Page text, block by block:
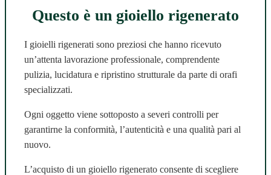
Questo è un gioiello rigenerato
I gioielli rigenerati sono preziosi che hanno ricevuto
un’attenta lavorazione professionale, comprendente
pulizia, lucidatura e ripristino strutturale da parte di orafi
specializzati.
Ogni oggetto viene sottoposto a severi controlli per
garantirne la conformità, l’autenticità e una qualità pari al
nuovo.
L’acquisto di un gioiello rigenerato consente di scegliere